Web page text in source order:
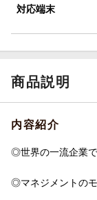
対応端末
商品説明
内容紹介
◎世界の一流企業
◎マネジメントの